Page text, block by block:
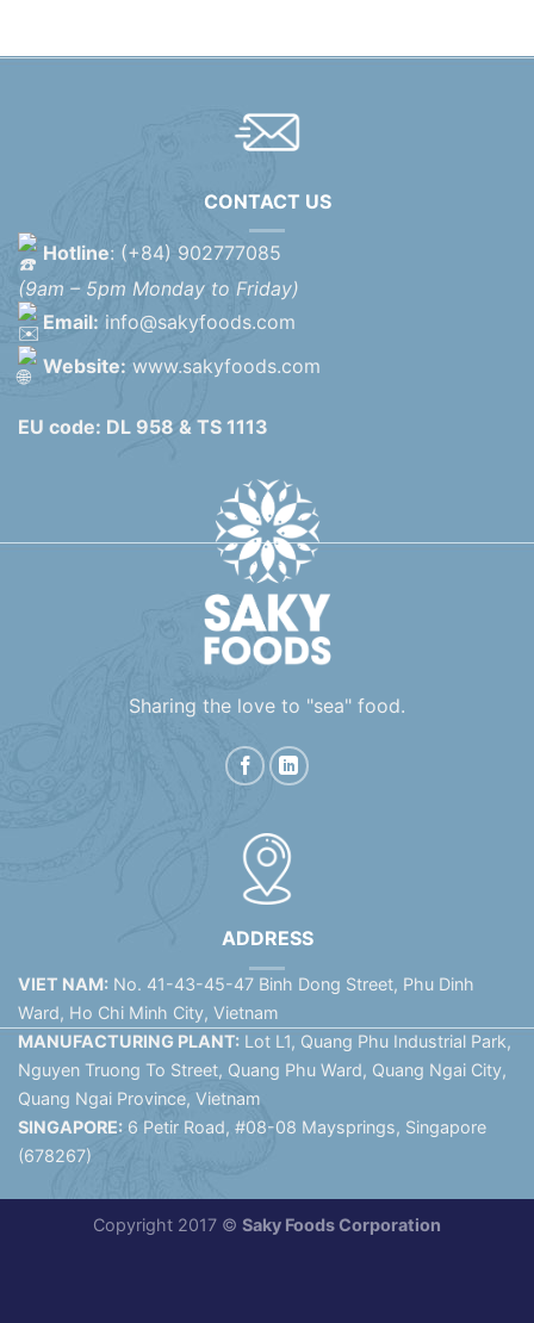
CONTACT US
Hotline: (+84) 902777085
(9am – 5pm Monday to Friday)
Email: info@sakyfoods.com
Website: www.sakyfoods.com
EU code: DL 958 & TS 1113
Sharing the love to "sea" food.
ADDRESS
VIET NAM: No. 41-43-45-47 Binh Dong Street, Phu Dinh
Ward, Ho Chi Minh City, Vietnam
MANUFACTURING PLANT: Lot L1, Quang Phu Industrial Park,
Nguyen Truong To Street, Quang Phu Ward, Quang Ngai City,
Quang Ngai Province, Vietnam
SINGAPORE: 6 Petir Road, #08-08 Maysprings, Singapore
(678267)
Copyright 2017 © Saky Foods Corporation